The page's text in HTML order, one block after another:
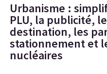
Urbanisme :
PLU, la publicité,
destination, les
stationnement et
nucléaires